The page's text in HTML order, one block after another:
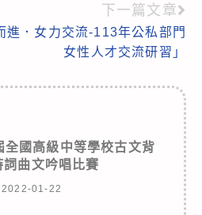
下一篇文章
進．女力交流-113年公私部門
女性人才交流研習」
全國高級中等學校古文背
詞曲文吟唱比賽
2022-01-22